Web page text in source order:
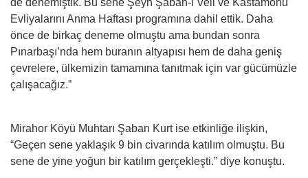
Evliyalarını Anma Haftası programına dahil ettik. Daha
önce de birkaç deneme olmuştu ama bundan sonra
Pınarbaşı’nda hem buranın altyapısı hem de daha geniş
çevrelere, ülkemizin tamamına tanıtmak için var gücümüzle
çalışacağız.”
Mirahor Köyü Muhtarı Şaban Kurt ise etkinliğe ilişkin,
“Geçen sene yaklaşık 9 bin civarında katılım olmuştu. Bu
sene de yine yoğun bir katılım gerçekleşti.” diye konuştu.